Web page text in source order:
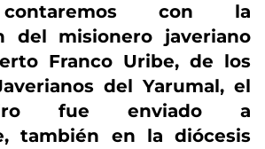
con la
del misionero javeriano
Franco Uribe, de los
del Yarumal, el
fue enviado a
también en la diócesis